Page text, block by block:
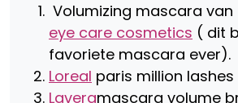
Volumizing mascara van
eye care cosmetics ( dit
favoriete mascara ever).
Loreal paris million lashes
Laveramascara volume